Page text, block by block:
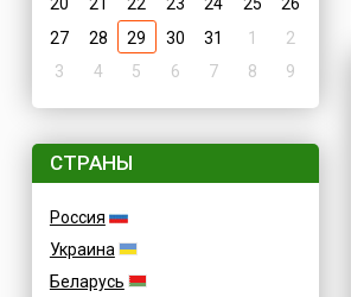
27
28 29 30 31 1
2
3
4 5 6 7 8 9
СТРАНЫ
Россия
Украина
Беларусь